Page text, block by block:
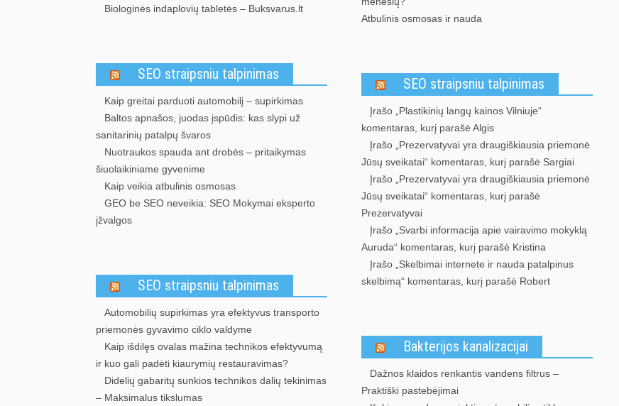
Biologinės indaplovių tabletės – Buksvarus.lt
SEO straipsniu talpinimas
Kaip greitai parduoti automobilį – supirkimas
Baltos apnašos, juodas įspūdis: kas slypi už
sanitarinių patalpų švaros
Nuotraukos spauda ant drobės – pritaikymas
šiuolaikiniame gyvenime
Kaip veikia atbulinis osmosas
GEO be SEO neveikia: SEO Mokymai eksperto
įžvalgos
SEO straipsniu talpinimas
Automobilių supirkimas yra efektyvus transporto
priemonės gyvavimo ciklo valdyme
Kaip išdilęs ovalas mažina technikos efektyvumą
ir kuo gali padėti kiaurymių restauravimas?
Didelių gabaritų sunkios technikos dalių tekinimas
– Maksimalus tikslumas
Atbulinis osmosas ir nauda
SEO straipsniu talpinimas
Įrašo „Plastikinių langų kainos Vilniuje“
komentaras, kurį parašė Algis
Įrašo „Prezervatyvai yra draugiškiausia priemonė
Jūsų sveikatai“ komentaras, kurį parašė Sargiai
Įrašo „Prezervatyvai yra draugiškiausia priemonė
Jūsų sveikatai“ komentaras, kurį parašė
Prezervatyvai
Įrašo „Svarbi informacija apie vairavimo mokyklą
Auruda“ komentaras, kurį parašė Kristina
Įrašo „Skelbimai internete ir nauda patalpinus
skelbimą“ komentaras, kurį parašė Robert
Bakterijos kanalizacijai
Dažnos klaidos renkantis vandens filtrus –
Praktiški pastebėjimai